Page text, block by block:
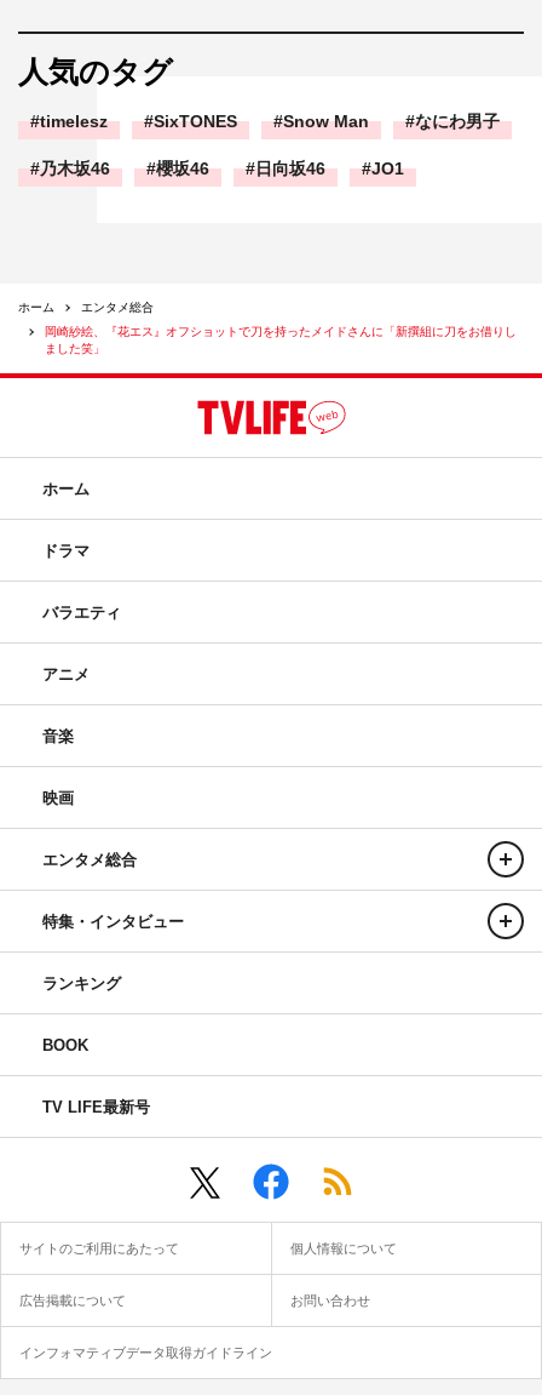
人気のタグ
timelesz SixTONES Snow Man なにわ男子
乃木坂46 櫻坂46 日向坂46 JO1
ホーム
エンタメ総合
岡崎紗絵、『花エス』オフショットで刀を持ったメイドさんに「新撰組に刀をお借りし
ました笑」
ホーム
ドラマ
バラエティ
アニメ
音楽
映画
エンタメ総合
特集・インタビュー
ランキング
BOOK
TV LIFE最新号
サイトのご利用にあたって 個人情報について
広告掲載について お問い合わせ
インフォマティブデータ取得ガイドライン